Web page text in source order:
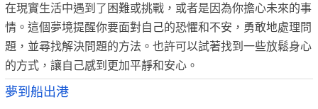
在現實生活中遇到了困難或挑戰，或者是因為你擔心未來的事
情。這個夢境提醒你要面對自己的恐懼和不安，勇敢地處理問
題，並尋找解決問題的方法。也許可以試著找到一些放鬆身心
的方式，讓自己感到更加平靜和安心。
夢到船出港